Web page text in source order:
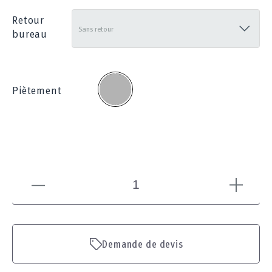
Retour
bureau
Piètement
Gris
Demande de devis